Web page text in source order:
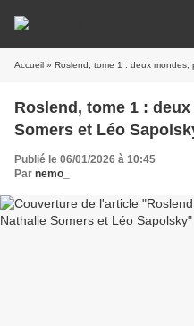
Accueil » Roslend, tome 1 : deux mondes,
Roslend, tome 1 :
Somers et Léo
Publié le 06/01/2026 à 10:45
Par nemo_